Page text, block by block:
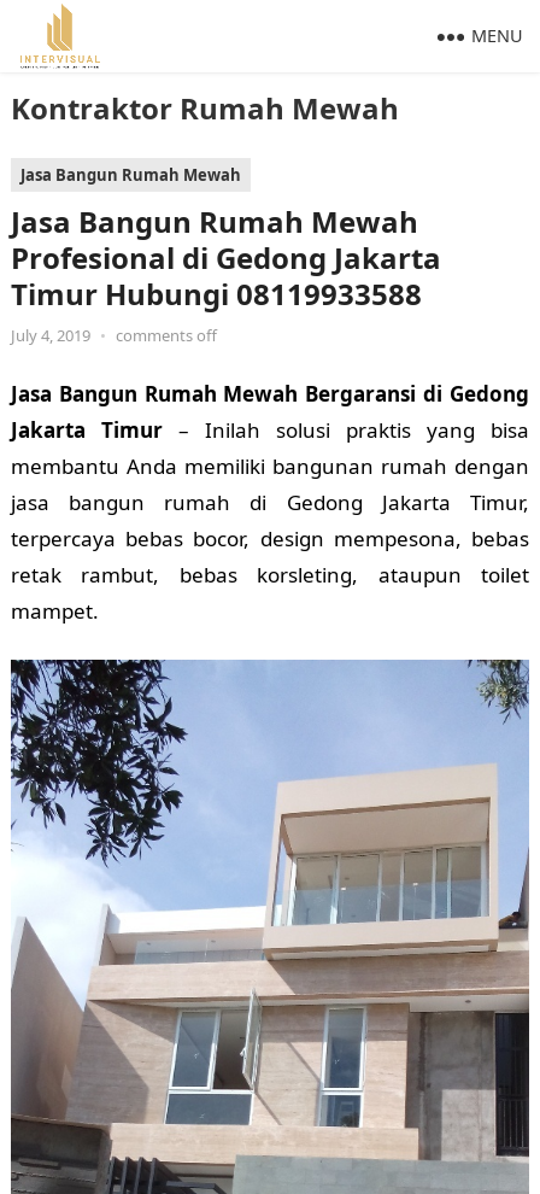
Kontraktor Rumah Mewah
MENU
Jasa Bangun Rumah Mewah
Jasa Bangun Rumah Mewah
Profesional di Gedong Jakarta
Timur Hubungi 08119933588
July 4, 2019 • comments off
Jasa Bangun Rumah Mewah Bergaransi di Gedong
Jakarta Timur – Inilah solusi praktis yang bisa
membantu Anda memiliki bangunan rumah dengan
jasa bangun rumah di Gedong Jakarta Timur,
terpercaya bebas bocor, design mempesona, bebas
retak rambut, bebas korsleting, ataupun toilet
mampet.